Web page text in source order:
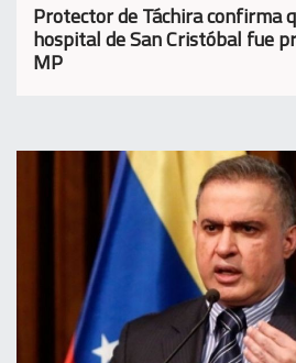
Protector de Táchira confirma
hospital de San Cristóbal fue
MP